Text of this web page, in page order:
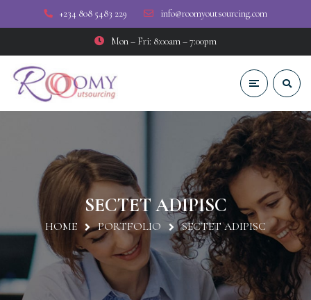
+234 808 5483 229 info@roomyoutsourcing.com
Mon – Fri: 8:00am – 7:00pm
SECTET ADIPISC
HOME PORTFOLIO SECTET ADIPISC